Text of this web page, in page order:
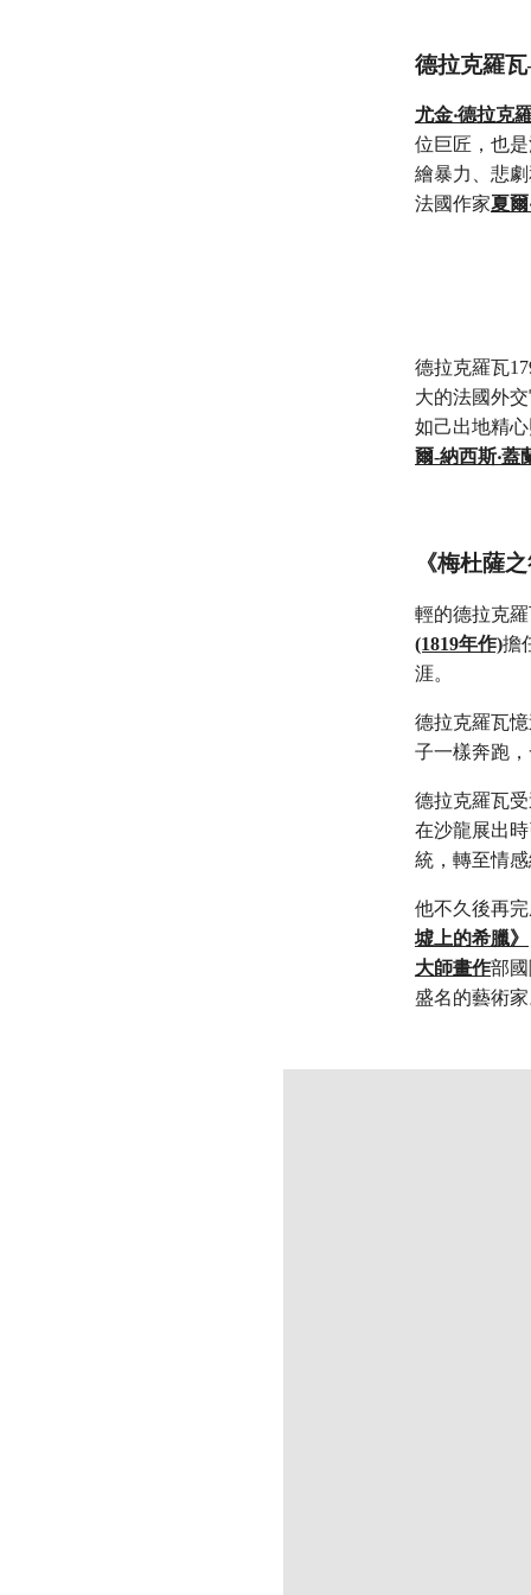
德拉克羅
尤金‧德拉克
位巨匠，也
繪暴力、悲
法國作家夏爾
德拉克羅瓦
大的法國外交
如己出地精
爾-納西斯‧蓋
《梅杜薩
輕的德拉克
(1819年作)擔
涯。
德拉克羅瓦
子一樣奔跑，
德拉克羅瓦
在沙龍展出
統，轉至情
他不久後再
墟上的希臘》
大師畫作部
盛名的藝術家